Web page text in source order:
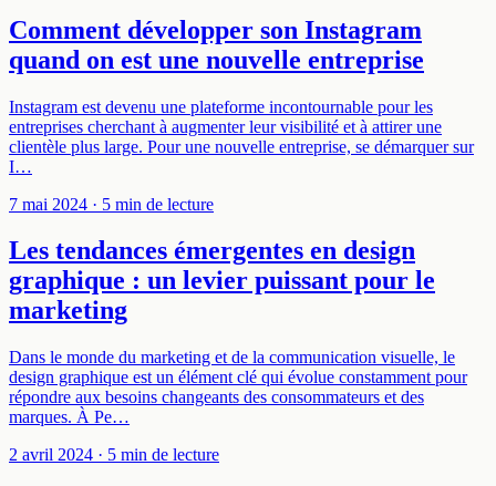
Comment développer son Instagram
quand on est une nouvelle entreprise
Instagram est devenu une plateforme incontournable pour les
entreprises cherchant à augmenter leur visibilité et à attirer une
clientèle plus large. Pour une nouvelle entreprise, se démarquer sur
I…
7 mai 2024 · 5 min de lecture
Les tendances émergentes en design
graphique : un levier puissant pour le
marketing
Dans le monde du marketing et de la communication visuelle, le
design graphique est un élément clé qui évolue constamment pour
répondre aux besoins changeants des consommateurs et des
marques. À Pe…
2 avril 2024 · 5 min de lecture